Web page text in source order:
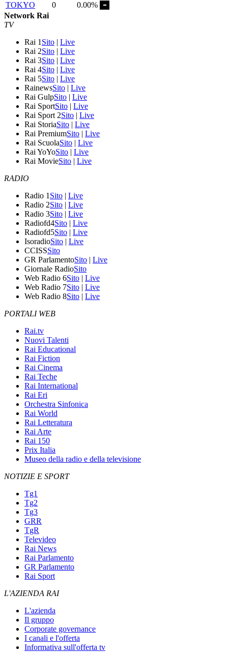
TOKYO
0
0.00%
Network Rai
TV
Rai 1 Sito | Live
Rai 2Sito | Live
Rai 3Sito | Live
Rai 4Sito | Live
Rai 5Sito | Live
RainewsSito | Live
Rai GulpSito | Live
Rai SportSito | Live
Rai Sport 2Sito | Live
Rai StoriaSito | Live
Rai PremiumSito | Live
Rai ScuolaSito | Live
Rai YoYoSito | Live
Rai MovieSito | Live
RADIO
Radio 1 Sito | Live
Radio 2Sito | Live
Radio 3Sito | Live
Radiofd4Sito | Live
Radiofd5Sito | Live
IsoradioSito | Live
CCISSSito
GR ParlamentoSito | Live
Giornale RadioSito
Web Radio 6Sito | Live
Web Radio 7Sito | Live
Web Radio 8Sito | Live
PORTALI WEB
Rai.tv
Nuovi Talenti
Rai Educational
Rai Fiction
Rai Cinema
Rai Teche
Rai International
Rai Eri
Orchestra Sinfonica
Rai World
Rai Letteratura
Rai Arte
Rai 150
Prix Italia
Museo della radio e della televisione
NOTIZIE E SPORT
Tg1
Tg2
Tg3
GRR
TgR
Televideo
Rai News
Rai Parlamento
GR Parlamento
Rai Sport
L'AZIENDA RAI
L'azienda
Il gruppo
Corporate governance
I canali e l'offerta
Informativa sull'offerta tv